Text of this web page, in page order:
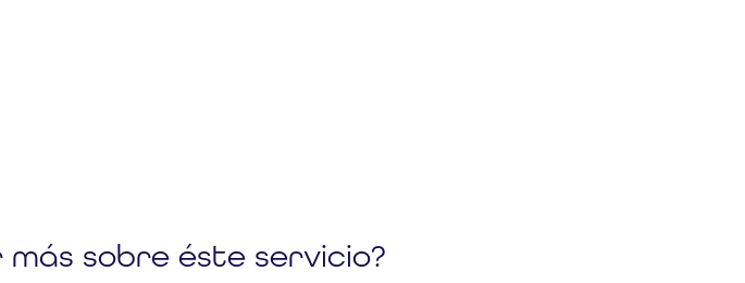
sobre éste servicio?